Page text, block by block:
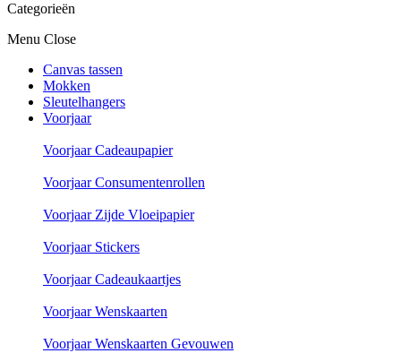
Categorieën
Menu Close
Canvas tassen
Mokken
Sleutelhangers
Voorjaar
Voorjaar Cadeaupapier
Voorjaar Consumentenrollen
Voorjaar Zijde Vloeipapier
Voorjaar Stickers
Voorjaar Cadeaukaartjes
Voorjaar Wenskaarten
Voorjaar Wenskaarten Gevouwen